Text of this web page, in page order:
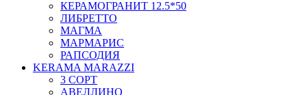
КЕРАМОГРАНИТ 12.5*50
ЛИБРЕТТО
МАГМА
МАРМАРИС
РАПСОДИЯ
KERAMA MARAZZI
3 СОРТ
АВЕЛЛИНО